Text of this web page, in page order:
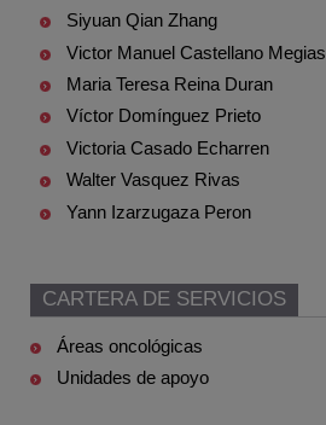
Siyuan Qian Zhang
Victor Manuel Castellano Megias
Maria Teresa Reina Duran
Víctor Domínguez Prieto
Victoria Casado Echarren
Walter Vasquez Rivas
Yann Izarzugaza Peron
CARTERA DE SERVICIOS
Áreas oncológicas
Unidades de apoyo